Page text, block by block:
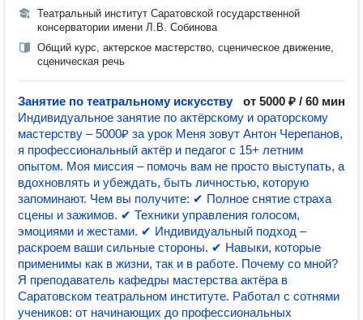
Театральный институт Саратовской государственной
консерватории имени Л.В. Собинова
Общий курс, актерское мастерство, сценическое движение,
сценическая речь
Занятие по театральному искусству
от 5000 ₽ / 60 мин
Индивидуальное занятие по актёрскому и ораторскому
мастерству – 5000₽ за урок Меня зовут Антон Черепанов,
я профессиональный актёр и педагог с 15+ летним
опытом. Моя миссия – помочь вам не просто выступать, а
вдохновлять и убеждать, быть личностью, которую
запоминают. Чем вы получите: ✔ Полное снятие страха
сцены и зажимов. ✔ Техники управления голосом,
эмоциями и жестами. ✔ Индивидуальный подход –
раскроем ваши сильные стороны. ✔ Навыки, которые
применимы как в жизни, так и в работе. Почему со мной?
Я преподаватель кафедры мастерства актёра в
Саратовском театральном институте. Работал с сотнями
учеников: от начинающих до профессиональных